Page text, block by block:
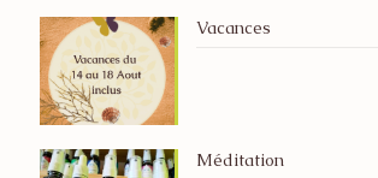
Vacances
Méditation